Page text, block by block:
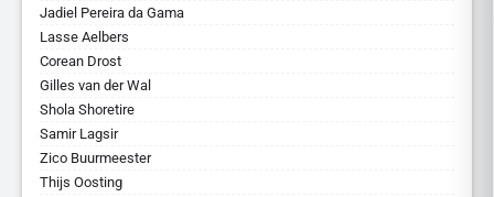
Jadiel Pereira da Gama
Lasse Aelbers
Corean Drost
Gilles van der Wal
Shola Shoretire
Samir Lagsir
Zico Buurmeester
Thijs Oosting